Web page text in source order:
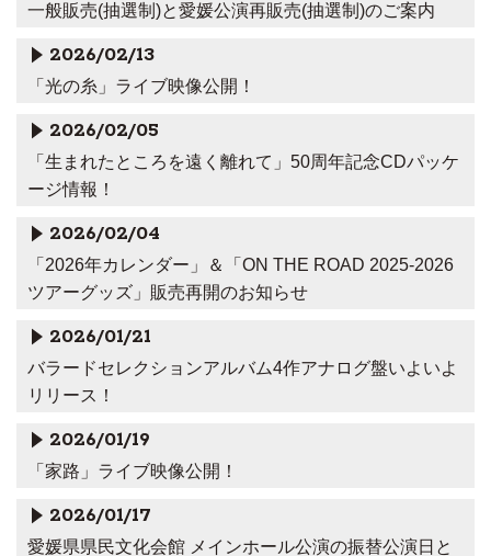
一般販売(抽選制)と愛媛公演再販売(抽選制)のご案内
2026/02/13
「光の糸」ライブ映像公開！
2026/02/05
「生まれたところを遠く離れて」50周年記念CDパッケ
ージ情報！
2026/02/04
「2026年カレンダー」＆「ON THE ROAD 2025-2026
ツアーグッズ」販売再開のお知らせ
2026/01/21
バラードセレクションアルバム4作アナログ盤いよいよ
リリース！
2026/01/19
「家路」ライブ映像公開！
2026/01/17
愛媛県県民文化会館 メインホール公演の振替公演日と